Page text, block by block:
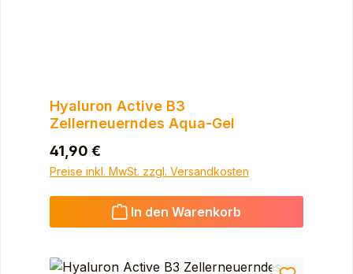
Hyaluron Active B3
Zellerneuerndes Aqua-Gel
Regulärer Preis:
41,90 €
Preise inkl. MwSt. zzgl. Versandkosten
In den Warenkorb